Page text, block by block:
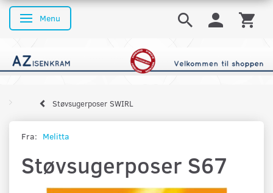
Skifte navigation
Menu
Støvsugerposer SWIRL
Fra: Melitta
Støvsugerposer S67